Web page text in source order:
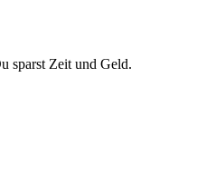
sparst Zeit und Geld.